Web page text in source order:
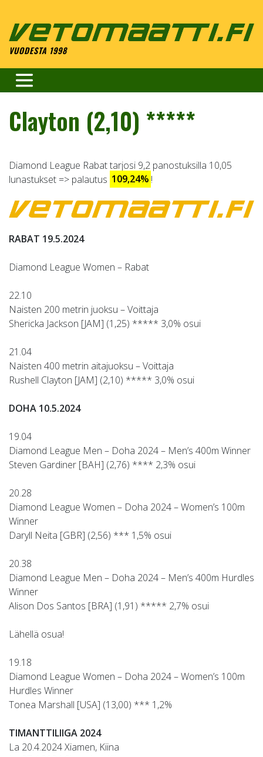
content
VUODESTA 1998
Clayton (2,10) *****
Diamond League Rabat tarjosi 9,2 panostuksilla 10,05
lunastukset => palautus 109,24% !
RABAT 19.5.2024
Diamond League Women – Rabat
22.10
Naisten 200 metrin juoksu – Voittaja
Shericka Jackson [JAM] (1,25) ***** 3,0% osui
21.04
Naisten 400 metrin aitajuoksu – Voittaja
Rushell Clayton [JAM] (2,10) ***** 3,0% osui
DOHA 10.5.2024
19.04
Diamond League Men – Doha 2024 – Men’s 400m Winner
Steven Gardiner [BAH] (2,76) **** 2,3% osui
20.28
Diamond League Women – Doha 2024 – Women’s 100m
Winner
Daryll Neita [GBR] (2,56) *** 1,5% osui
20.38
Diamond League Men – Doha 2024 – Men’s 400m Hurdles
Winner
Alison Dos Santos [BRA] (1,91) ***** 2,7% osui
Lähellä osua!
19.18
Diamond League Women – Doha 2024 – Women’s 100m
Hurdles Winner
Tonea Marshall [USA] (13,00) *** 1,2%
TIMANTTILIIGA 2024
La 20.4.2024 Xiamen, Kiina